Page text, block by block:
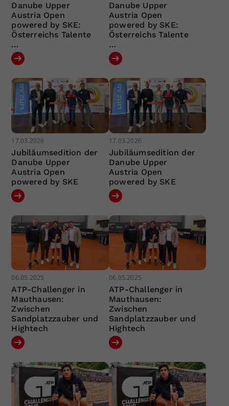
Danube Upper
Austria Open
powered by SKE:
Österreichs Talente
…
Danube Upper
Austria Open
powered by SKE:
Österreichs Talente
…
17.03.2026
Jubiläumsedition der
Danube Upper
Austria Open
powered by SKE
17.03.2026
Jubiläumsedition der
Danube Upper
Austria Open
powered by SKE
06.05.2025
ATP-Challenger in
Mauthausen:
Zwischen
Sandplatzzauber und
Hightech
06.05.2025
ATP-Challenger in
Mauthausen:
Zwischen
Sandplatzzauber und
Hightech